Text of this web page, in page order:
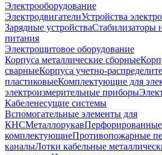
Электрооборудование
ЭлектродвигателиУстройства
Зарядные устройстваСтабилизаторы
питания
Электрощитовое оборудование
Корпуса металлические сборные
сварныеКорпуса учетно-
пластиковыеКомплектующие для
электроизмерительные приборы
Кабеленесущие системы
Вспомогательные элементы для
КНСМеталлорукавПерфорированные
комплектующиеПротивопожарные
каналыЛотки кабельные